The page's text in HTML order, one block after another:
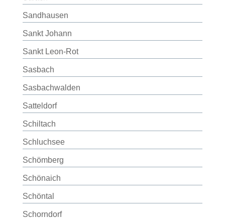
Sandhausen
Sankt Johann
Sankt Leon-Rot
Sasbach
Sasbachwalden
Satteldorf
Schiltach
Schluchsee
Schömberg
Schönaich
Schöntal
Schorndorf